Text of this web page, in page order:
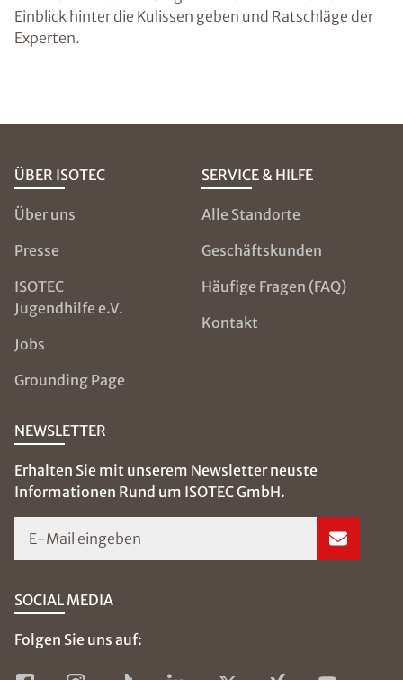
Einblick hinter die Kulissen geben und Ratschläge der
Experten.
ÜBER ISOTEC
Über uns
Presse
ISOTEC
Jugendhilfe e.V.
Jobs
Grounding Page
SERVICE & HILFE
Alle Standorte
Geschäftskunden
Häufige Fragen (FAQ)
Kontakt
NEWSLETTER
Erhalten Sie mit unserem Newsletter neuste
Informationen Rund um ISOTEC GmbH.
E-Mail eingeben
SOCIAL MEDIA
Folgen Sie uns auf: